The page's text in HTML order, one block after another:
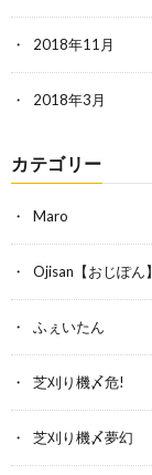
2018年11月
2018年3月
カテゴリー
Maro
Ojisan【おじぽん】
ふぇいたん
芝刈り機〆危!
芝刈り機〆夢幻